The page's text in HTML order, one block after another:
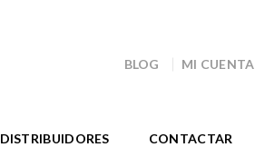
BLOG MI CUENTA
DISTRIBUIDORES CONTACTAR